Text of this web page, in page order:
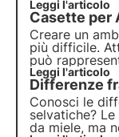
come puoi
necessarie
Leggi l'articolo
Casette per
Creare un
più difficile.
può
impollinatori.
ma puoi
solitarie e
Leggi l'articolo
Differenze
Conosci le
selvatiche?
da miele, ma